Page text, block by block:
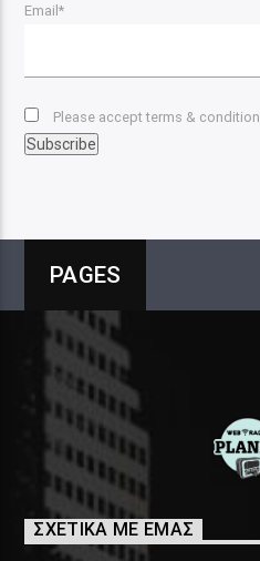
Email*
Please accept terms & condition
PAGES
ΣΧΕΤΙΚΑ ΜΕ ΕΜΑΣ